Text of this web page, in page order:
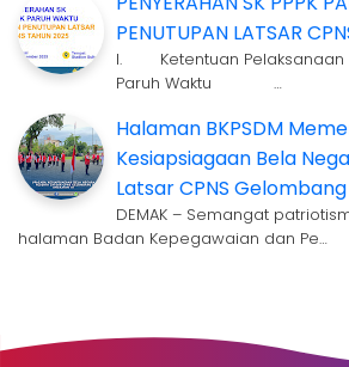
PENUTUPAN LATSAR
I. Ketentuan Pelaksanaan
Paruh Waktu …
Halaman BKPSDM
Kesiapsiagaan Bela
Latsar CPNS Gelombang
DEMAK – Semangat
halaman Badan Kepegawaian dan Pe…